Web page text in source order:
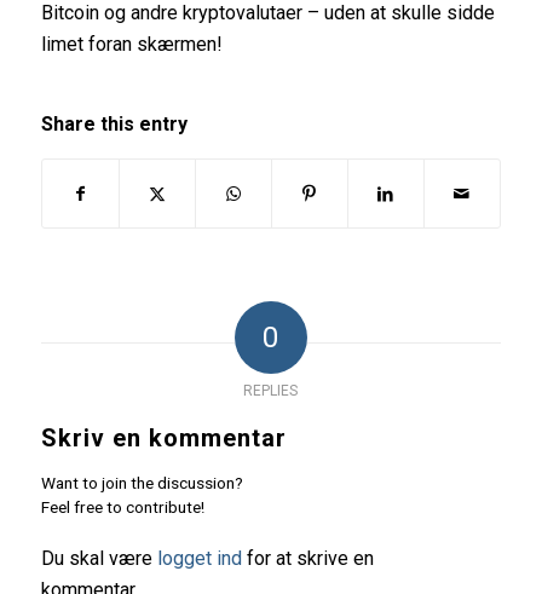
Bitcoin og andre kryptovalutaer – uden at skulle sidde
limet foran skærmen!
Share this entry
0
REPLIES
Skriv en kommentar
Want to join the discussion?
Feel free to contribute!
Du skal være logget indfor at skrive en